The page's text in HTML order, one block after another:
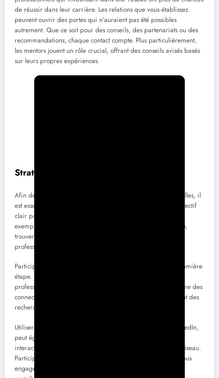
de réussir dans leur carrière. Les relations que vous établissez
peuvent ouvrir des portes qui n’auraient pas été possibles
autrement. Que ce soit pour des conseils, des partenariats ou des
recommandations, chaque contact compte. Plus particulièrement,
les mentors jouent un rôle crucial, offrant des conseils avisés basés
sur leurs propres expériences.
Stratégies pour élargir votre réseau
Afin de tirer le meilleur parti de vos rencontres professionnelles, il
est essentiel d’adopter des stratégies efficaces. Établir un objectif
clair pour chaque événement de réseautage est crucial. Par
exemple, souhaitez-vous rencontrer des leaders de l’industrie,
trouver un mentor ou simplement élargir votre cercle
professionnel?
Participer à des événements pertinents est une excellente première
étape. Que ce soit un séminaire, un forum ou un salon
professionnel, ces occasions offrent un cadre parfait pour faire des
connections. Avant de vous y rendre, préparez-vous en faisant des
recherches sur les personnes que vous aimeriez rencontrer.
Utiliser des plateformes de réseautage en ligne, comme LinkedIn,
peut également être un atout. Créer un profil engageant et
interactif est essentiel pour attirer des personnes vers votre réseau.
Participez activement en partageant du contenu utile et en vous
engageant avec les publications d’autres. Chaque interaction